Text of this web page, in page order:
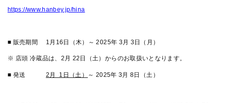
https://www.hanbey.jp/hina
■ 販売期間 1月16日（木）～ 2025年 3月 3日（月）
※ 店頭 冷蔵品は、2月 22日（土）からのお取扱いとなります。
■ 発送 2月 1日（土） ～ 2025年 3月 8日（土）